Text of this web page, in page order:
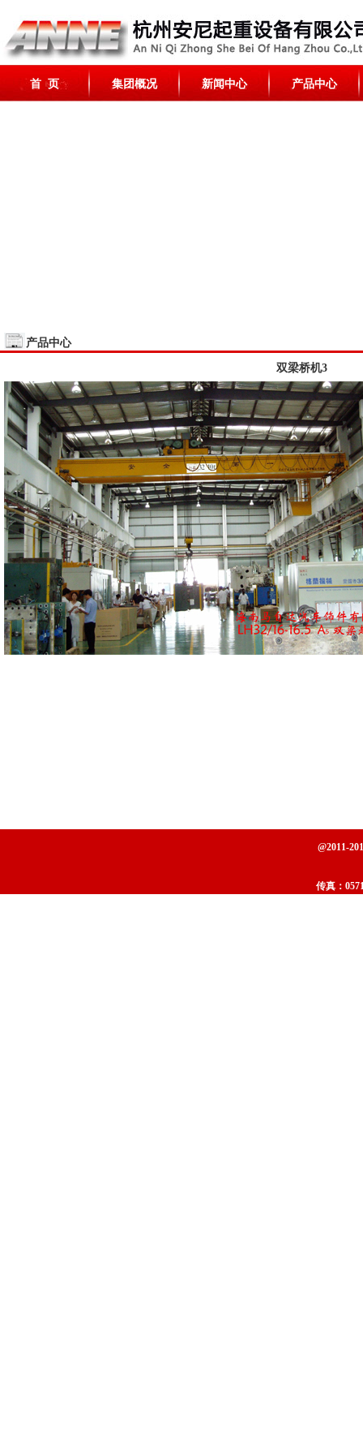
首 页 集团概况 新闻中心 产品中心
产品中心
双梁桥机3
@2011-
传真：